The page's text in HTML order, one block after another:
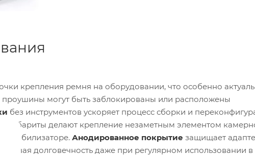
крепления ремня на оборудовании, что особенно
проушины могут быть заблокированы или расположены
без инструментов ускоряет процесс сборки и
габариты делают крепление незаметным элементом
стабилизаторе. Анодированное покрытие защищает
долговечность даже при регулярном использовании